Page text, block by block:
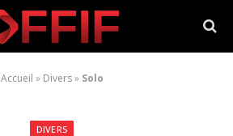
Accueil » Divers» Solo
DIVERS